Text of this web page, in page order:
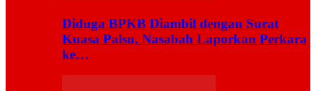
Diduga BPKB Diambil dengan Surat
Kuasa Palsu, Nasabah Laporkan Perkara
ke…